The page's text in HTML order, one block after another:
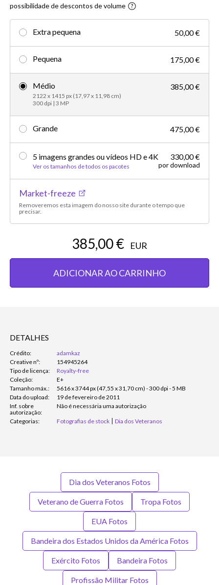
possibilidade de descontos de volume
Extra pequena 50,00 €
Pequena 175,00 €
Médio
2122 x 1415 px (17,97 x 11,98 cm)
300 dpi | 3 MP
385,00 €
Grande 475,00 €
5 imagens grandes ou vídeos HD e 4K
Ver os tamanhos de todos os pacotes
330,00 €
por download
Market-freeze
Removeremos esta imagem do nosso site durante o tempo que
precisar.
385,00 € EUR
ADICIONAR AO CARRINHO
DETALHES
Crédito:
adamkaz
Creative nº:
154945264
Tipo de licença:
Royalty-free
Coleção:
E+
Tamanho máx.:
5616 x 3744 px (47,55 x 31,70 cm) - 300 dpi - 5 MB
Data do upload:
19 de fevereiro de 2011
Inf. sobre
autorização:
Não é necessária uma autorização
Categorias: Fotografias de stock Dia dos Veteranos
Dia dos Veteranos Fotos
Veterano de Guerra Fotos Tropa Fotos
EUA Fotos
Bandeira dos Estados Unidos da América Fotos
Exército Fotos Bandeira Fotos
Profissão Militar Fotos